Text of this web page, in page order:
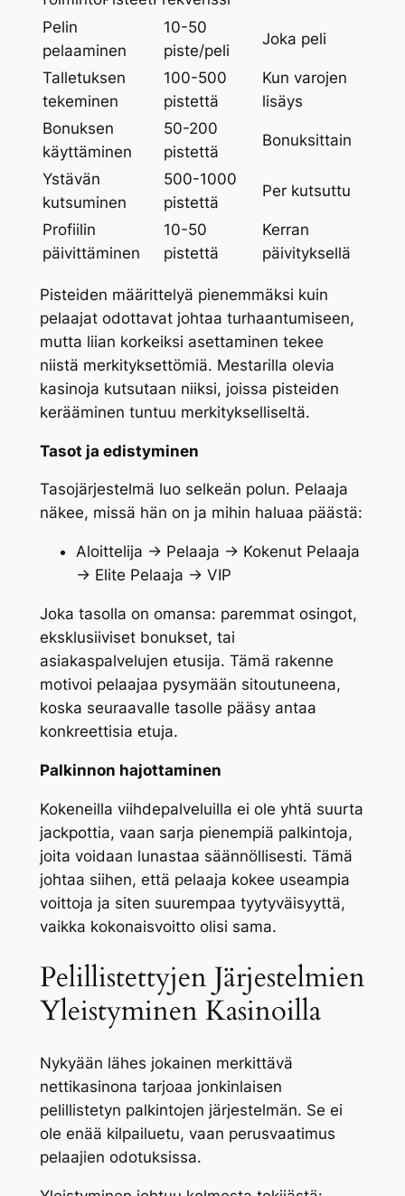
Pelin
pelaaminen
10-50
piste/peli
Joka peli
Talletuksen
tekeminen
100-500
pistettä
Kun varojen
lisäys
Bonuksen
käyttäminen
50-200
pistettä
Bonuksittain
Ystävän
kutsuminen
500-1000
pistettä
Per kutsuttu
Profiilin
päivittäminen
10-50
pistettä
Kerran
päivityksellä
Pisteiden määrittelyä pienemmäksi kuin
pelaajat odottavat johtaa turhaantumiseen,
mutta liian korkeiksi asettaminen tekee
niistä merkityksettömiä. Mestarilla olevia
kasinoja kutsutaan niiksi, joissa pisteiden
kerääminen tuntuu merkitykselliseltä.
Tasot ja edistyminen
Tasojärjestelmä luo selkeän polun. Pelaaja
näkee, missä hän on ja mihin haluaa päästä:
Aloittelija → Pelaaja → Kokenut Pelaaja
→ Elite Pelaaja → VIP
Joka tasolla on omansa: paremmat osingot,
eksklusiiviset bonukset, tai
asiakaspalvelujen etusija. Tämä rakenne
motivoi pelaajaa pysymään sitoutuneena,
koska seuraavalle tasolle pääsy antaa
konkreettisia etuja.
Palkinnon hajottaminen
Kokeneilla viihdepalveluilla ei ole yhtä suurta
jackpottia, vaan sarja pienempiä palkintoja,
joita voidaan lunastaa säännöllisesti. Tämä
johtaa siihen, että pelaaja kokee useampia
voittoja ja siten suurempaa tyytyväisyyttä,
vaikka kokonaisvoitto olisi sama.
Pelillistettyjen Järjestelmien
Yleistyminen Kasinoilla
Nykyään lähes jokainen merkittävä
nettikasinona tarjoaa jonkinlaisen
pelillistetyn palkintojen järjestelmän. Se ei
ole enää kilpailuetu, vaan perusvaatimus
pelaajien odotuksissa.